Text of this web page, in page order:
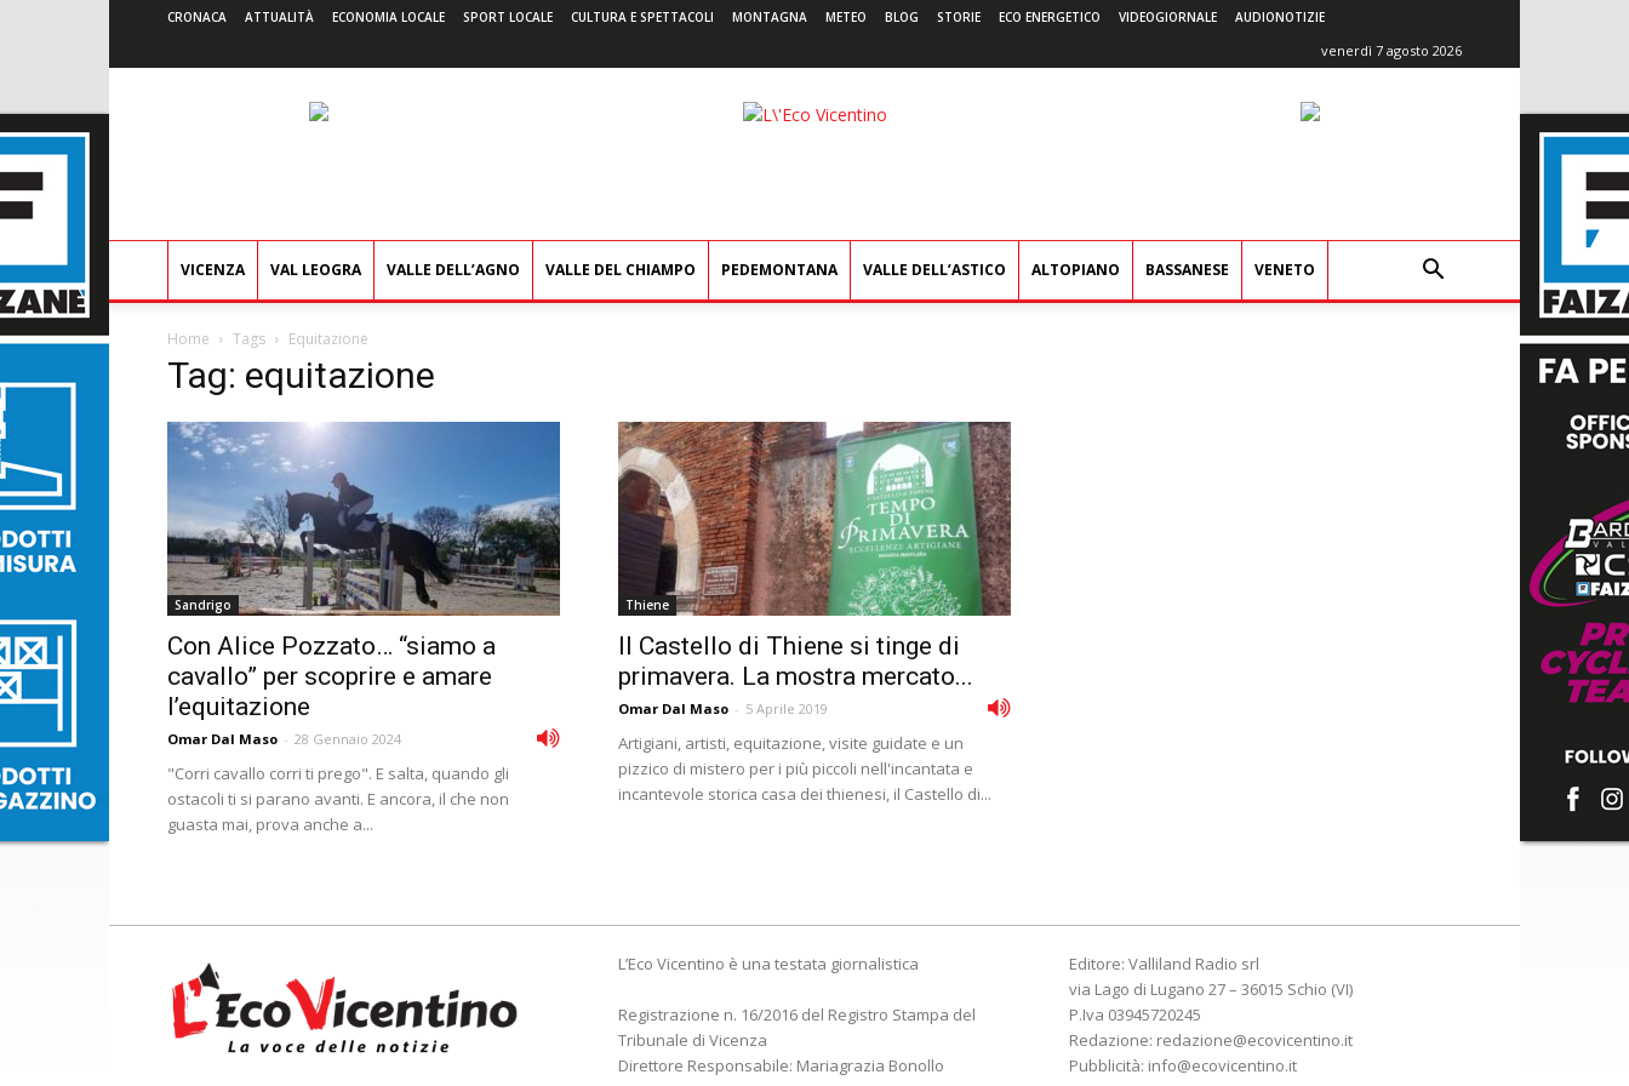
CRONACA ATTUALITÀ ECONOMIA LOCALE SPORT LOCALE CULTURA E SPETTACOLI MONTAGNA METEO BLOG STORIE ECO ENERGETICO VIDEOGIORNALE AUDIONOTIZIE
venerdì 7 agosto 2026
L'Eco
VICENZA VAL LEOGRA VALLE DELL’AGNO VALLE DEL CHIAMPO PEDEMONTANA VALLE DELL’ASTICO ALTOPIANO BASSANESE VENETO
Home Tags Equitazione
Tag: equitazione
Sandrigo
Con Alice Pozzato… “siamo a
cavallo” per scoprire e amare
l’equitazione
Omar Dal Maso - 28 Gennaio 2024
"Corri cavallo corri ti prego". E salta, quando gli
ostacoli ti si parano avanti. E ancora, il che non
guasta mai, prova anche a...
Thiene
Il Castello di Thiene si tinge di
primavera. La mostra mercato...
Omar Dal Maso - 5 Aprile 2019
Artigiani, artisti, equitazione, visite guidate e un
pizzico di mistero per i più piccoli nell'incantata e
incantevole storica casa dei thienesi, il Castello di...
L’Eco Vicentino è una testata giornalistica
Registrazione n. 16/2016 del Registro Stampa del
Tribunale di Vicenza
Direttore Responsabile: Mariagrazia Bonollo
Editore: Valliland Radio srl
via Lago di Lugano 27 – 36015 Schio (VI)
P.Iva 03945720245
Redazione: redazione@ecovicentino.it
Pubblicità: info@ecovicentino.it